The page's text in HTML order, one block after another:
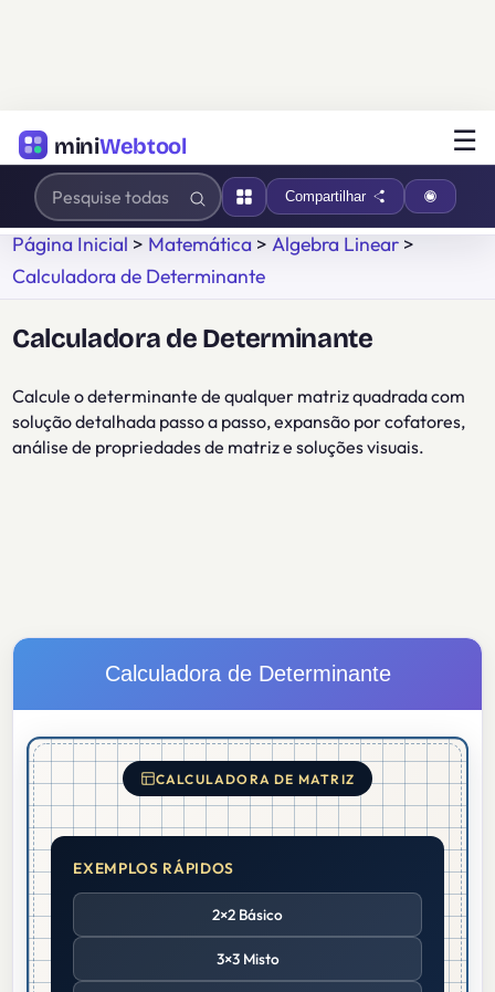
miniWebtool ☰
Compartilhar
Página Inicial > Matemática >Álgebra Linear >
Calculadora de Determinante
Calculadora de Determinante
Calcule o determinante de qualquer matriz quadrada com
solução detalhada passo a passo, expansão por cofatores,
análise de propriedades de matriz e soluções visuais.
Calculadora de Determinante
CALCULADORA DE MATRIZ
EXEMPLOS RÁPIDOS
2×2 Básico
3×3 Misto